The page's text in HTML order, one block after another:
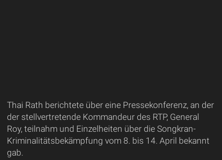
Thai Rath berichtete über eine Pressekonferenz, an der
der stellvertretende Kommandeur des RTP, General
Roy, teilnahm und Einzelheiten über die Songkran-
Kriminalitätsbekämpfung vom 8. bis 14. April bekannt
gab.